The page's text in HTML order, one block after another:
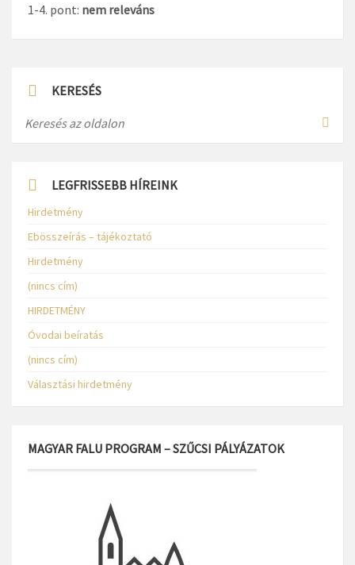
1-4. pont: nem releváns
KERESÉS
LEGFRISSEBB HÍREINK
Hirdetmény
Ebösszeírás – tájékoztató
Hirdetmény
(nincs cím)
HIRDETMÉNY
Óvodai beíratás
(nincs cím)
Választási hirdetmény
MAGYAR FALU PROGRAM – SZŰCSI PÁLYÁZATOK